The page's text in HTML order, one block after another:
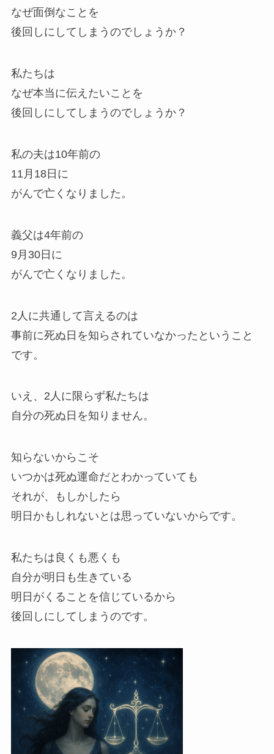
なぜ面倒なことを
後回しにしてしまうのでしょうか？
私たちは
なぜ本当に伝えたいことを
後回しにしてしまうのでしょうか？
私の夫は10年前の
11月18日に
がんで亡くなりました。
義父は4年前の
9月30日に
がんで亡くなりました。
2人に共通して言えるのは
事前に死ぬ日を知らされていなかったということ
です。
いえ、2人に限らず私たちは
自分の死ぬ日を知りません。
知らないからこそ
いつかは死ぬ運命だとわかっていても
それが、もしかしたら
明日かもしれないとは思っていないからです。
私たちは良くも悪くも
自分が明日も生きている
明日がくることを信じているから
後回しにしてしまうのです。